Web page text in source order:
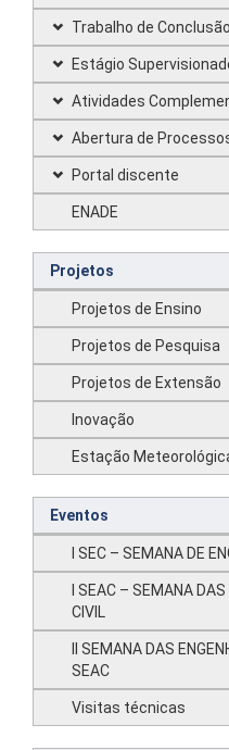
Trabalho de
Estágio
Atividades
Abertura de
Portal discente
ENADE
Projetos
Projetos de Ensino
Projetos de Pesquisa
Projetos de Extensão
Inovação
Estação
Eventos
I SEC – SEMANA DE
I SEAC – SEMANA
CIVIL
II SEMANA DAS
SEAC
Visitas técnicas